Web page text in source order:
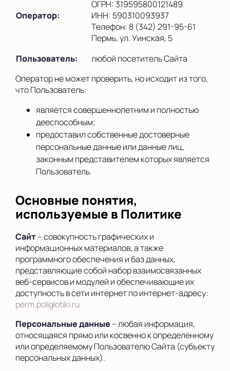
Оператор:
ОГРН: 319595800121489
ИНН: 590310093937
Телефон: 8 (342) 291-95-61
Пермь, ул. Уинская, 5
Пользователь:
любой посетитель Сайта
Оператор не может проверить, но исходит из того,
что Пользователь:
является совершеннолетним и полностью
дееспособным;
предоставил собственные достоверные
персональные данные или данные лиц,
законным представителем которых является
Пользователь.
Основные понятия,
используемые в Политике
Сайт– совокупность графических и
информационных материалов, а также
программного обеспечения и баз данных,
представляющие собой набор взаимосвязанных
веб-сервисов и модулей и обеспечивающие их
доступность в сети интернет по интернет-адресу:
perm.poliglotiki.ru
Персональные данные – любая информация,
относящаяся прямо или косвенно к определенному
или определяемому Пользователю Сайта (субъекту
персональных данных).